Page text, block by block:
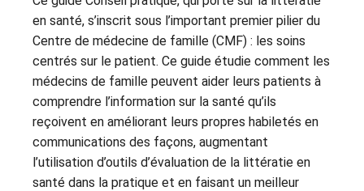
en santé, s’inscrit sous l’important premier pilier du
Centre de médecine de famille (CMF) : les soins
centrés sur le patient. Ce guide étudie comment les
médecins de famille peuvent aider leurs patients à
comprendre l’information sur la santé qu’ils
reçoivent en améliorant leurs propres habiletés en
communications des façons, augmentant
l’utilisation d’outils d’évaluation de la littératie en
santé dans la pratique et en faisant un meilleur